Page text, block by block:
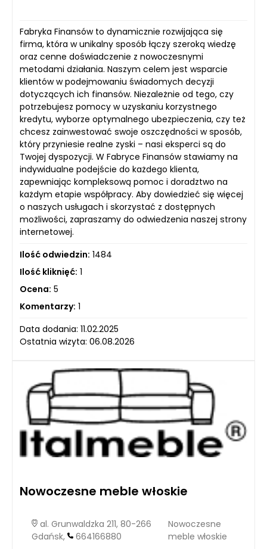
Fabryka Finansów to dynamicznie rozwijająca się
firma, która w unikalny sposób łączy szeroką wiedzę
oraz cenne doświadczenie z nowoczesnymi
metodami działania. Naszym celem jest wsparcie
klientów w podejmowaniu świadomych decyzji
dotyczących ich finansów. Niezależnie od tego, czy
potrzebujesz pomocy w uzyskaniu korzystnego
kredytu, wyborze optymalnego ubezpieczenia, czy też
chcesz zainwestować swoje oszczędności w sposób,
który przyniesie realne zyski – nasi eksperci są do
Twojej dyspozycji. W Fabryce Finansów stawiamy na
indywidualne podejście do każdego klienta,
zapewniając kompleksową pomoc i doradztwo na
każdym etapie współpracy. Aby dowiedzieć się więcej
o naszych usługach i skorzystać z dostępnych
możliwości, zapraszamy do odwiedzenia naszej strony
internetowej.
Ilość odwiedzin: 1484
Ilość kliknięć: 1
Ocena: 5
Komentarzy: 1
Data dodania: 11.02.2025
Ostatnia wizyta: 06.08.2026
Nowoczesne meble włoskie
al. Grunwaldzka 211, 80-266
Gdańsk,
664166880
Nowoczesne
meble włoskie